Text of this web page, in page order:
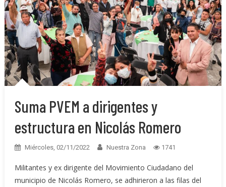
Suma PVEM a dirigentes y
estructura en Nicolás Romero
Miércoles, 02/11/2022 Nuestra Zona 1741
Militantes y ex dirigente del Movimiento Ciudadano del
municipio de Nicolás Romero, se adhirieron a las filas del